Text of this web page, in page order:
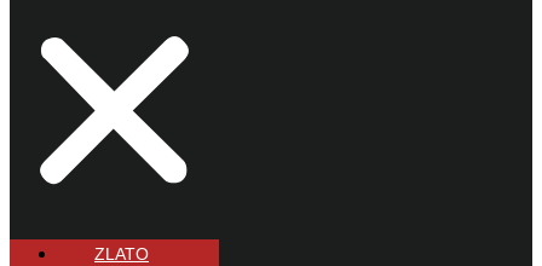
ZLATO